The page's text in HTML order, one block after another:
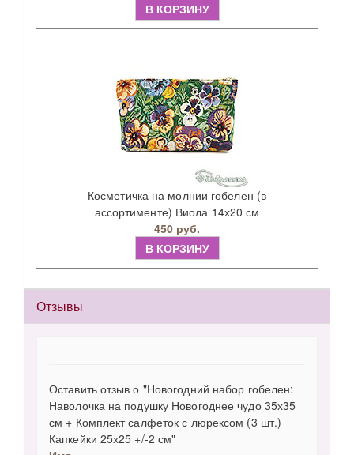
В КОРЗИНУ
Косметичка на молнии гобелен (в
ассортименте) Виола 14х20 см
450 руб.
В КОРЗИНУ
Отзывы
Оставить отзыв о "Новогодний набор гобелен:
Наволочка на подушку Новогоднее чудо 35х35
см + Комплект салфеток с люрексом (3 шт.)
Капкейки 25х25 +/-2 см"